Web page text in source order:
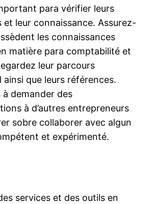
para vérifier leurs
et leur connaissance. Assurez-
les connaissances
matière para comptabilité et
leur parcours
ainsi que leurs références.
à demander des
à d’autres entrepreneurs
sobre collaborer avec algun
et expérimenté.
services et des outils en